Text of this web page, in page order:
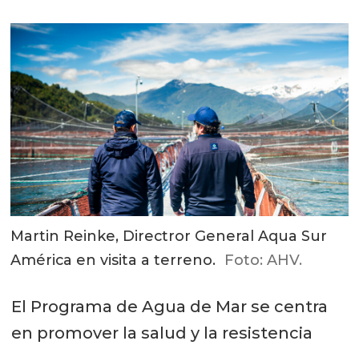
Martin Reinke, Directror General Aqua Sur
América en visita a terreno. Foto: AHV.
El Programa de Agua de Mar se centra
en promover la salud y la resistencia